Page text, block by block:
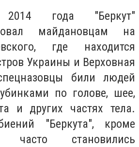
года "Беркут"
майдановцам на
где находится
Украины и Верховная
били людей
по голове, шее,
и других частях тела.
"Беркута", кроме
часто становились